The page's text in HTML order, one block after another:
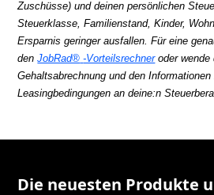
Zuschüsse) und deinen persönlichen
Steuerklasse, Familienstand, Kinder,
Ersparnis geringer ausfallen. Für eine
denJobRad® -Vorteilsrechneroder wende
Gehaltsabrechnung und den Informationen
Leasingbedingungen an deine:n
Die neuesten Produkte